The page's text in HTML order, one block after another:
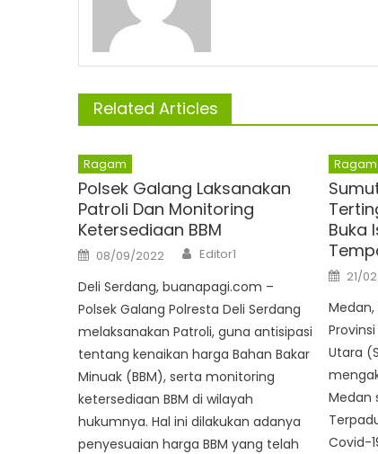
Related Articles
Ragam
Polsek Galang Laksanakan
Patroli Dan Monitoring
Ketersediaan BBM
Posted
on
08/09/2022 Author
Editor1
Deli Serdang, buanapagi.com –
Polsek Galang Polresta Deli Serdang
melaksanakan Patroli, guna antisipasi
tentang kenaikan harga Bahan Bakar
Minuak (BBM), serta monitoring
ketersediaan BBM di wilayah
hukumnya. Hal ini dilakukan adanya
penyesuaian harga BBM yang telah
Ragam
Buka
on
21/
Utara
Medan
Covid-